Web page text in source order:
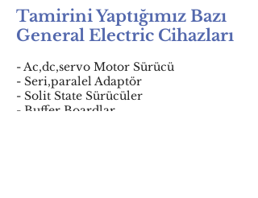
Tamirini Yaptığımız Bazı
General Electric Cihazları
- Ac,dc,servo Motor Sürücü
- Seri,paralel Adaptör
- Solit State Sürücüler
- Buffer Boardlar